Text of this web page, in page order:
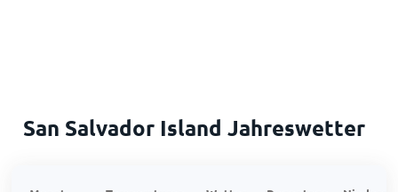
San Salvador Island Jahreswetter